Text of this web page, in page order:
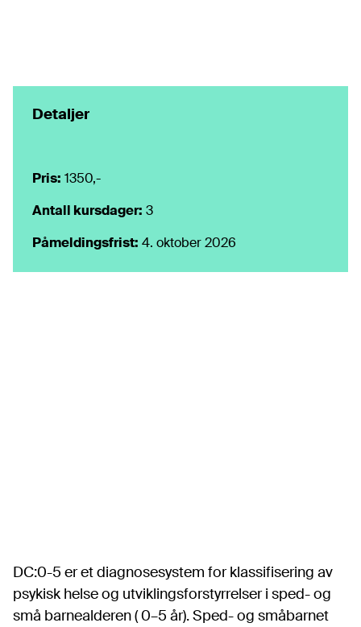
Detaljer
Pris: 1350,-
Antall kursdager: 3
Påmeldingsfrist: 4. oktober 2026
DC:0-5 er et diagnosesystem for klassifisering av
psykisk helse og utviklingsforstyrrelser i sped- og
små barnealderen ( 0–5 år). Sped- og småbarnet